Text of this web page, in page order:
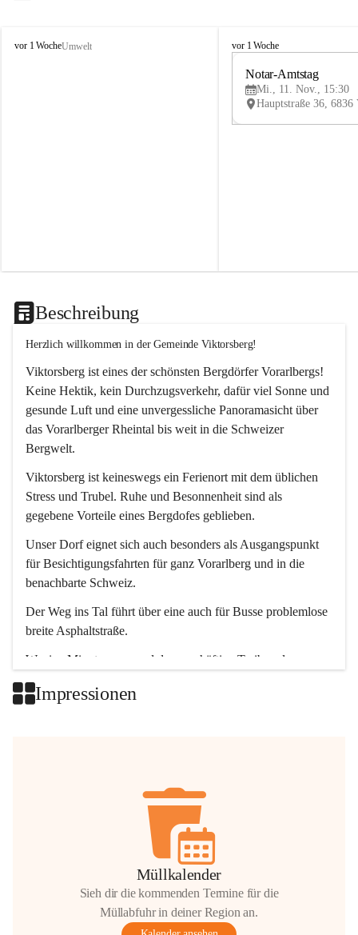
V
vor 1 WocheUmwelt
V
vor 1 Woche
Notar-Amtstag
Mi., 11. Nov., 15:30
Beschreibung
Herzlich willkommen in der Gemeinde Viktorsberg!
Viktorsberg ist eines der schönsten Bergdörfer Vorarlbergs!
Keine Hektik, kein Durchzugsverkehr, dafür viel Sonne und
gesunde Luft und eine unvergessliche Panoramasicht über
das Vorarlberger Rheintal bis weit in die Schweizer
Bergwelt.
Viktorsberg ist keineswegs ein Ferienort mit dem üblichen
Stress und Trubel. Ruhe und Besonnenheit sind als
gegebene Vorteile eines Bergdofes geblieben.
Unser Dorf eignet sich auch besonders als Ausgangspunkt
für Besichtigungsfahrten für ganz Vorarlberg und in die
benachbarte Schweiz.
Der Weg ins Tal führt über eine auch für Busse problemlose
breite Asphaltstraße.
Wenige Minuten nur, und das geschäftige Treiben der
Impressionen
Müllkalender
Sieh dir die kommenden Termine für die
Müllabfuhr in deiner Region an.